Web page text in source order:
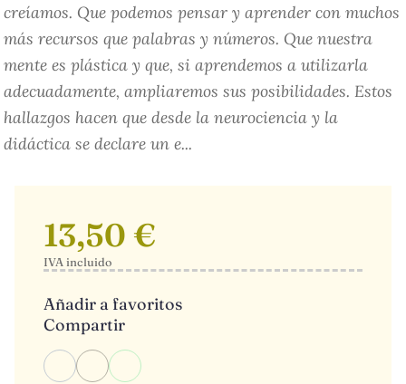
creíamos. Que podemos pensar y aprender con muchos
más recursos que palabras y números. Que nuestra
mente es plástica y que, si aprendemos a utilizarla
adecuadamente, ampliaremos sus posibilidades. Estos
hallazgos hacen que desde la neurociencia y la
didáctica se declare un e...
13,50 €
IVA incluido
Añadir a favoritos
Compartir